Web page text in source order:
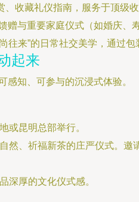
收藏礼仪指南，服务于顶级
赠与重要家庭仪式（如婚庆、
往来”的日常社交美学，通过
起来
感知、可参与的沉浸式体验。
或昆明总部举行。
然、祈福新茶的庄严仪式。
深厚的文化仪式感。